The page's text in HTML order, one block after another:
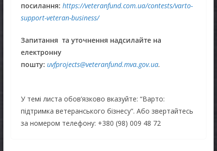
посилання: https://veteranfund.com.ua/contests/varto-
support-veteran-business/
Запитання та уточнення надсилайте на
електронну
пошту: uvfprojects@veteranfund.mva.gov.ua.
У темі листа обов’язково вказуйте: “Варто:
підтримка ветеранського бізнесу”. Або звертайтесь
за номером телефону: +380 (98) 009 48 72